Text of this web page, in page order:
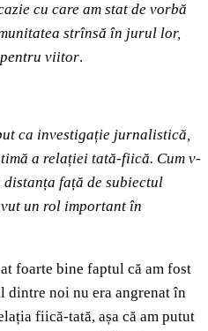
cu care am stat de vorbă
strînsă în jurul lor,
viitor.
ca investigație jurnalistică,
a relației tată-fiică. Cum v-
față de subiectul
un rol important în
foarte bine faptul că am fost
dintre noi nu era angrenat în
fiică-tată, așa că am putut